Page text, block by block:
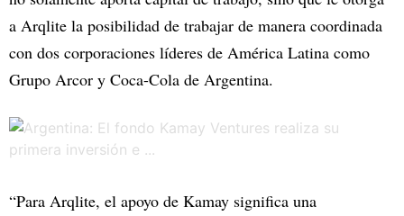
a Arqlite la posibilidad de trabajar de manera coordinada
con dos corporaciones líderes de América Latina como
Grupo Arcor y Coca-Cola de Argentina.
“Para Arqlite, el apoyo de Kamay significa una